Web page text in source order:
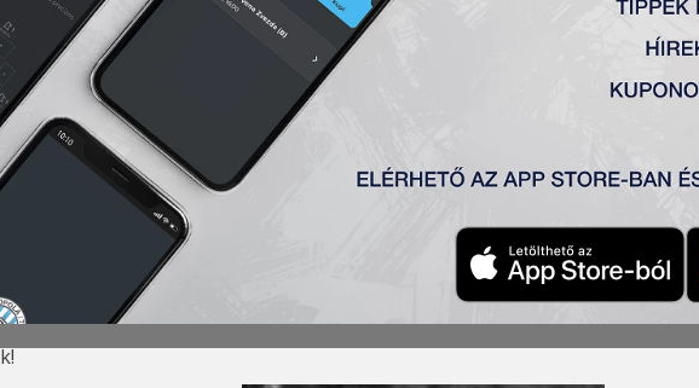
GYÖRGY
egykori játékosa, a TSC egyik legnagyobb szurkolója, Dr.
labdarúgást és klubunkat, mindenkihez volt egy-két jó szava, és mindig